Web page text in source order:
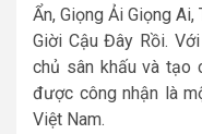
Ẩn, Giọng Ải Giọng
Giời Cậu Đây Rồi.
chủ sân khấu và tạo
được công nhận là
Việt Nam.